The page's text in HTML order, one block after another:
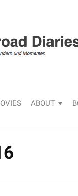
ABOUT